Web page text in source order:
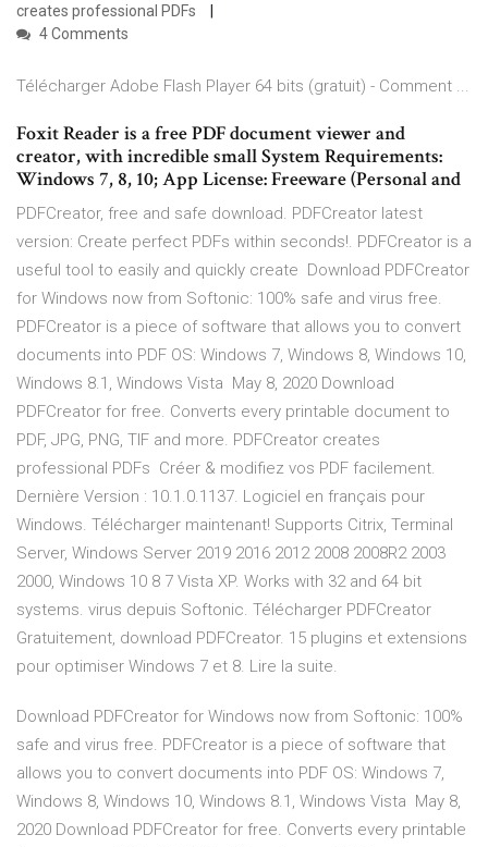
creates professional PDFs
4 Comments
Télécharger Adobe Flash Player 64 bits (gratuit) - Comment ...
Foxit Reader is a free PDF document viewer and
creator, with incredible small System Requirements:
Windows 7, 8, 10; App License: Freeware (Personal and
PDFCreator, free and safe download. PDFCreator latest
version: Create perfect PDFs within seconds!. PDFCreator is a
useful tool to easily and quickly create Download PDFCreator
for Windows now from Softonic: 100% safe and virus free.
PDFCreator is a piece of software that allows you to convert
documents into PDF OS: Windows 7, Windows 8, Windows 10,
Windows 8.1, Windows Vista May 8, 2020 Download
PDFCreator for free. Converts every printable document to
PDF, JPG, PNG, TIF and more. PDFCreator creates
professional PDFs Créer & modifiez vos PDF facilement.
Dernière Version : 10.1.0.1137. Logiciel en français pour
Windows. Télécharger maintenant! Supports Citrix, Terminal
Server, Windows Server 2019 2016 2012 2008 2008R2 2003
2000, Windows 10 8 7 Vista XP. Works with 32 and 64 bit
systems. virus depuis Softonic. Télécharger PDFCreator
Gratuitement, download PDFCreator. 15 plugins et extensions
pour optimiser Windows 7 et 8. Lire la suite.
Download PDFCreator for Windows now from Softonic: 100%
safe and virus free. PDFCreator is a piece of software that
allows you to convert documents into PDF OS: Windows 7,
Windows 8, Windows 10, Windows 8.1, Windows Vista May 8,
2020 Download PDFCreator for free. Converts every printable